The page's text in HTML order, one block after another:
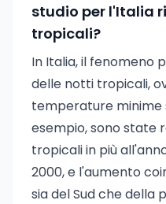
studio per l'Italia
tropicali?
In Italia, il fenomeno
delle notti tropicali,
temperature minime
esempio, sono state
tropicali in più
2000, e l'aumento
sia del Sud che della